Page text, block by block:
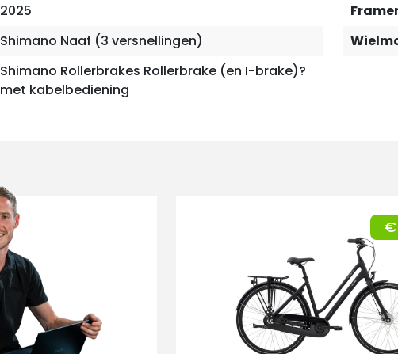
2025
Shimano Naaf (3 versnellingen)
Shimano Rollerbrakes Rollerbrake (en I-brake)?
met kabelbediening